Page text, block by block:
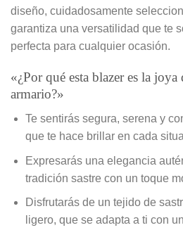
diseño, cuidadosamente
garantiza una versatilidad que te
perfecta para cualquier ocasión.
«¿Por qué esta blazer es la
armario?»
Te sentirás segura, serena y
que te hace brillar en cada
Expresarás una elegancia
tradición sastre con un toque
Disfrutarás de un tejido de
ligero, que se adapta a ti con